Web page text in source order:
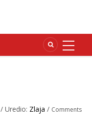
/ Uredio: Zlaja / Comments